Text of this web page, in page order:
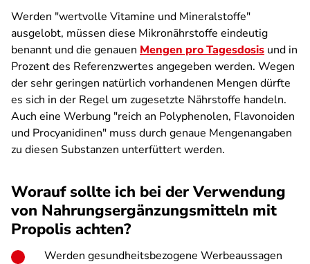
Werden "wertvolle Vitamine und Mineralstoffe"
ausgelobt, müssen diese Mikronährstoffe eindeutig
benannt und die genauen Mengen pro Tagesdosis und in
Prozent des Referenzwertes angegeben werden. Wegen
der sehr geringen natürlich vorhandenen Mengen dürfte
es sich in der Regel um zugesetzte Nährstoffe handeln.
Auch eine Werbung "reich an Polyphenolen, Flavonoiden
und Procyanidinen" muss durch genaue Mengenangaben
zu diesen Substanzen unterfüttert werden.
Worauf sollte ich bei der Verwendung
von Nahrungsergänzungsmitteln mit
Propolis achten?
Werden gesundheitsbezogene Werbeaussagen